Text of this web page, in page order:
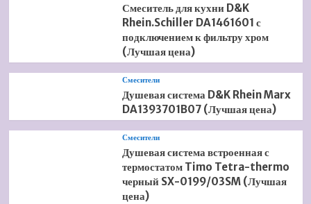
Смеситель для кухни D&K
Rhein.Schiller DA1461601 с
подключением к фильтру хром
(Лучшая цена)
Смесители
Душевая система D&K Rhein Marx
DA1393701B07 (Лучшая цена)
Смесители
Душевая система встроенная с
термостатом Timo Tetra-thermo
черный SX-0199/03SM (Лучшая
цена)